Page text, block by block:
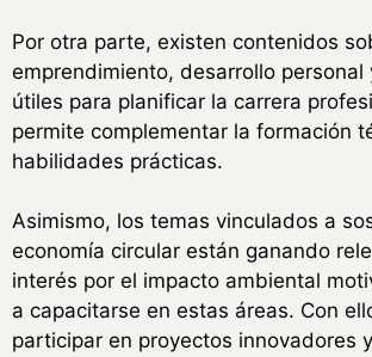
Por otra parte, existen contenidos
emprendimiento, desarrollo personal
útiles para planificar la carrera
permite complementar la formación
habilidades prácticas.
Asimismo, los temas vinculados a
economía circular están ganando
interés por el impacto ambiental
a capacitarse en estas áreas. Con
participar en proyectos innovadores